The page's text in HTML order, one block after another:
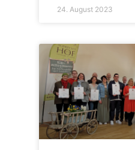
24. August 2023